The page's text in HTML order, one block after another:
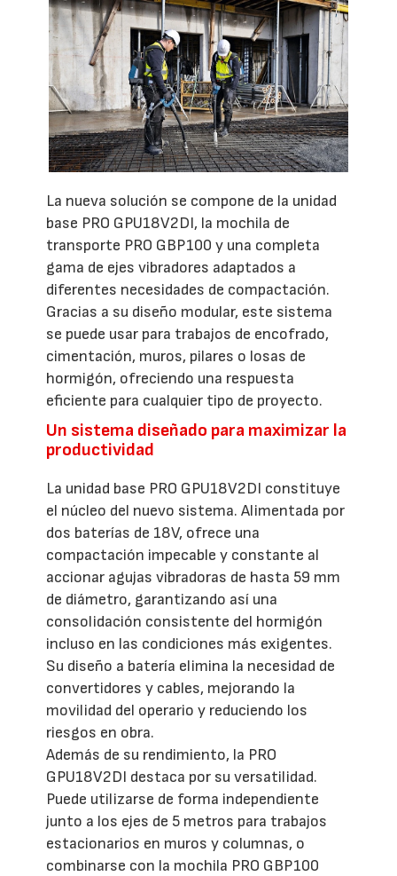
La nueva solución se compone de la unidad
base PRO GPU18V2DI, la mochila de
transporte PRO GBP100 y una completa
gama de ejes vibradores adaptados a
diferentes necesidades de compactación.
Gracias a su diseño modular, este sistema
se puede usar para trabajos de encofrado,
cimentación, muros, pilares o losas de
hormigón, ofreciendo una respuesta
eficiente para cualquier tipo de proyecto.
Un sistema diseñado para maximizar la
productividad
La unidad base PRO GPU18V2DI constituye
el núcleo del nuevo sistema. Alimentada por
dos baterías de 18V, ofrece una
compactación impecable y constante al
accionar agujas vibradoras de hasta 59 mm
de diámetro, garantizando así una
consolidación consistente del hormigón
incluso en las condiciones más exigentes.
Su diseño a batería elimina la necesidad de
convertidores y cables, mejorando la
movilidad del operario y reduciendo los
riesgos en obra.
Además de su rendimiento, la PRO
GPU18V2DI destaca por su versatilidad.
Puede utilizarse de forma independiente
junto a los ejes de 5 metros para trabajos
estacionarios en muros y columnas, o
combinarse con la mochila PRO GBP100